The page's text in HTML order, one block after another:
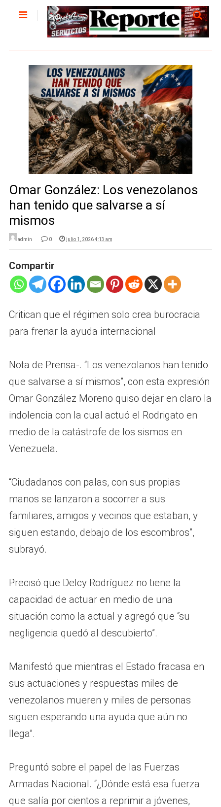
Omar González: Los venezolanos
han tenido que salvarse a sí
mismos
admin 0 julio 1, 2026 4:13 am
Compartir
Critican que el régimen solo crea burocracia
para frenar la ayuda internacional
Nota de Prensa-. “Los venezolanos han tenido
que salvarse a sí mismos”, con esta expresión
Omar González Moreno quiso dejar en claro la
indolencia con la cual actuó el Rodrigato en
medio de la catástrofe de los sismos en
Venezuela.
“Ciudadanos con palas, con sus propias
manos se lanzaron a socorrer a sus
familiares, amigos y vecinos que estaban, y
siguen estando, debajo de los escombros”,
subrayó.
Precisó que Delcy Rodríguez no tiene la
capacidad de actuar en medio de una
situación como la actual y agregó que “su
negligencia quedó al descubierto”.
Manifestó que mientras el Estado fracasa en
sus actuaciones y respuestas miles de
venezolanos mueren y miles de personas
siguen esperando una ayuda que aún no
llega”.
Preguntó sobre el papel de las Fuerzas
Armadas Nacional. “¿Dónde está esa fuerza
que salía por cientos a reprimir a jóvenes,